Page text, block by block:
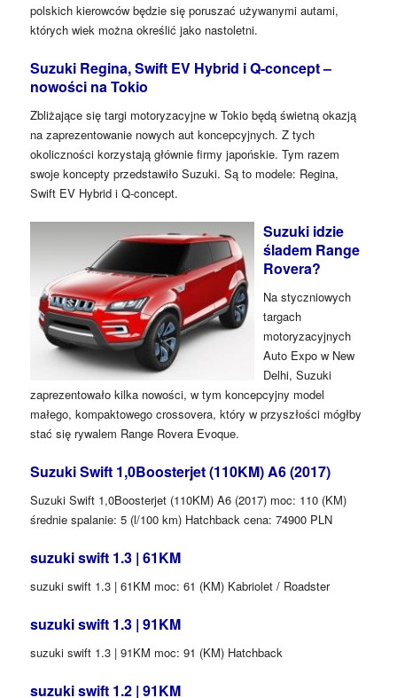
polskich kierowców będzie się poruszać używanymi autami,
których wiek można określić jako nastoletni.
Suzuki Regina, Swift EV Hybrid i Q-concept –
nowości na Tokio
Zbliżające się targi motoryzacyjne w Tokio będą świetną okazją
na zaprezentowanie nowych aut koncepcyjnych. Z tych
okoliczności korzystają głównie firmy japońskie. Tym razem
swoje koncepty przedstawiło Suzuki. Są to modele: Regina,
Swift EV Hybrid i Q-concept.
Suzuki idzie
śladem Range
Rovera?
Na styczniowych
targach
motoryzacyjnych
Auto Expo w New
Delhi, Suzuki
zaprezentowało kilka nowości, w tym koncepcyjny model
małego, kompaktowego crossovera, który w przyszłości mógłby
stać się rywalem Range Rovera Evoque.
Suzuki Swift 1,0Boosterjet (110KM) A6 (2017)
Suzuki Swift 1,0Boosterjet (110KM) A6 (2017) moc: 110 (KM)
średnie spalanie: 5 (l/100 km) Hatchback cena: 74900 PLN
suzuki swift 1.3 | 61KM
suzuki swift 1.3 | 61KM moc: 61 (KM) Kabriolet / Roadster
suzuki swift 1.3 | 91KM
suzuki swift 1.3 | 91KM moc: 91 (KM) Hatchback
suzuki swift 1.2 | 91KM